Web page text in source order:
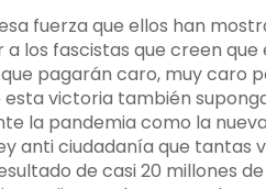
fuerza que ellos han
los fascistas que creen
pagarán caro, muy caro
esta victoria también
la pandemia como la
anti ciudadanía que tantas
de casi 20 millones